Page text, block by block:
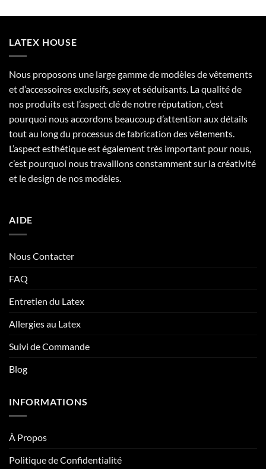
LATEX HOUSE
Nous proposons une large gamme de modèles de vêtements
et d’accessoires exclusifs, sexy et séduisants. La qualité de
nos produits est l’aspect clé de notre réputation, c’est
pourquoi nous accordons beaucoup d’attention aux détails
tout au long du processus de fabrication des vêtements.
L’aspect esthétique est également très important pour nous,
c’est pourquoi nous travaillons constamment sur la créativité
et le design de nos modèles.
AIDE
Nous Contacter
FAQ
Entretien du Latex
Allergies au Latex
Suivi de Commande
Blog
INFORMATIONS
À Propos
Politique de Confidentialité